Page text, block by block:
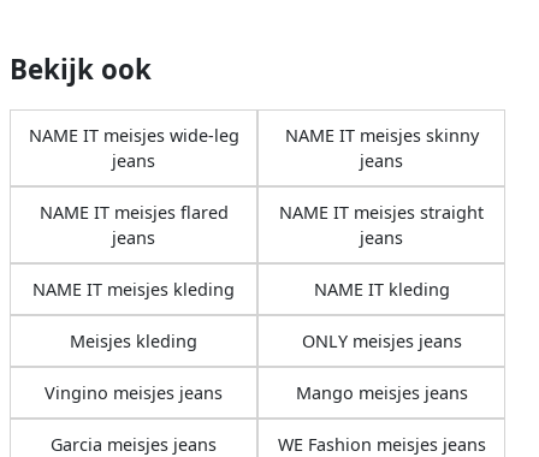
Bekijk ook
NAME IT meisjes wide-leg
jeans
NAME IT meisjes skinny
jeans
NAME IT meisjes flared
jeans
NAME IT meisjes straight
jeans
NAME IT meisjes kleding NAME IT kleding
Meisjes kleding ONLY meisjes jeans
Vingino meisjes jeans Mango meisjes jeans
Garcia meisjes jeans WE Fashion meisjes jeans